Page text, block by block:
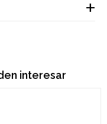
interesar